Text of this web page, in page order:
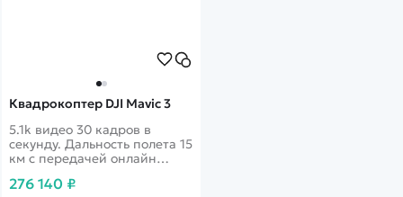
Квадрокоптер DJI Mavic 3
5.1k видео 30 кадров в
секунду. Дальность полета 15
км с передачей онлайн
полете. Датчики облета
276 140 ₽